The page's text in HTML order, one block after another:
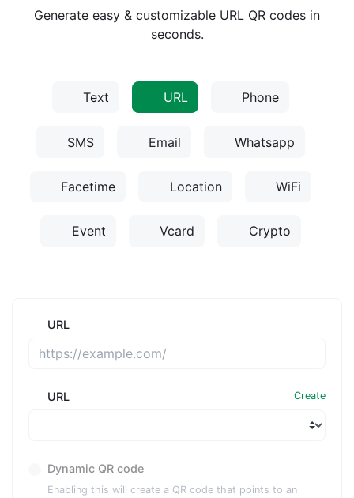
Generate easy & customizable URL QR codes in
seconds.
Text URL Phone
SMS Email Whatsapp
Facetime Location WiFi
Event Vcard Crypto
URL
URL Create
Dynamic QR code
Enabling this will create a QR code that points to an